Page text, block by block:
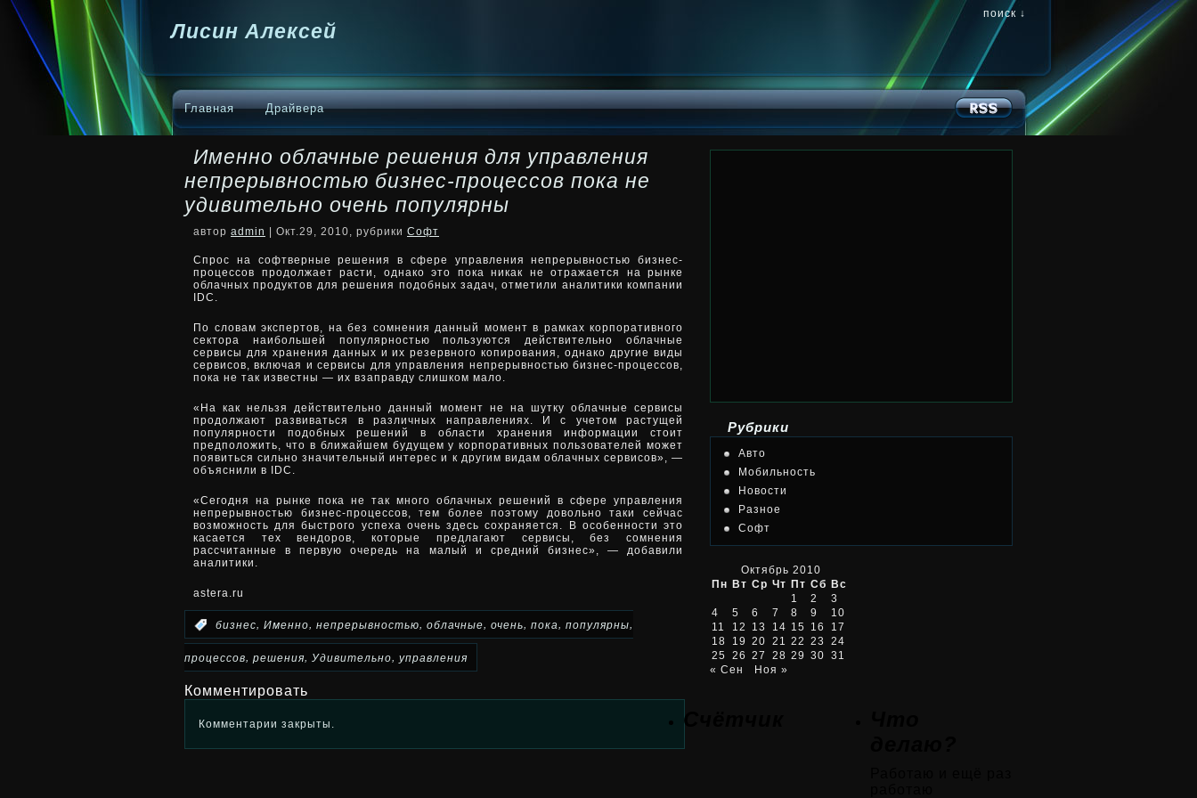
Лисин Алексей
поиск ↓
Главная Драйвера
Именно облачные решения для управления
непрерывностью бизнес-процессов пока не
удивительно очень популярны
автор admin | Окт.29, 2010, рубрики Софт
Спрос на софтверные решения в сфере управления непрерывностью бизнес-
процессов продолжает расти, однако это пока никак не отражается на рынке
облачных продуктов для решения подобных задач, отметили аналитики компании
IDC.
По словам экспертов, на без сомнения данный момент в рамках корпоративного
сектора наибольшей популярностью пользуются действительно облачные
сервисы для хранения данных и их резервного копирования, однако другие виды
сервисов, включая и сервисы для управления непрерывностью бизнес-процессов,
пока не так известны — их взаправду слишком мало.
«На как нельзя действительно данный момент не на шутку облачные сервисы
продолжают развиваться в различных направлениях. И с учетом растущей
популярности подобных решений в области хранения информации стоит
предположить, что в ближайшем будущем у корпоративных пользователей может
появиться сильно значительный интерес и к другим видам облачных сервисов», —
объяснили в IDC.
«Сегодня на рынке пока не так много облачных решений в сфере управления
непрерывностью бизнес-процессов, тем более поэтому довольно таки сейчас
возможность для быстрого успеха очень здесь сохраняется. В особенности это
касается тех вендоров, которые предлагают сервисы, без сомнения
рассчитанные в первую очередь на малый и средний бизнес», — добавили
аналитики.
astera.ru
бизнес, Именно, непрерывностью, облачные, очень, пока, популярны,
процессов, решения, Удивительно, управления
Комментировать
Комментарии закрыты.
Рубрики
Авто
Мобильность
Новости
Разное
Софт
Октябрь 2010
Пн Вт Ср Чт Пт Сб Вс
1
2
3
4
5 6 7 8 9
10
11
12 13 14 15 16
17
18
19 20 21 22 23
24
25 26 27 28 29 30 31
« Сен
Ноя »
Счётчик